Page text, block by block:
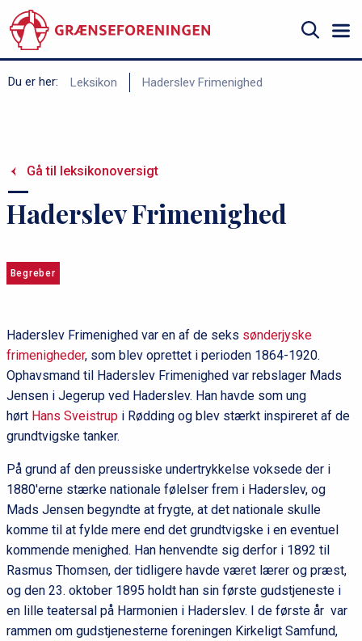
til
hovedindhold
Søg
Du er her:
k
r
u
m
Leksikon Haderslev Frimenighed
Gå til leksikonoversigt
Haderslev Frimenighed
Begreber
Haderslev Frimenighed var en af de seks sønderjyske
frimenigheder, som blev oprettet i perioden 1864-1920.
Ophavsmand til Haderslev Frimenighed var rebslager Mads
Jensen i Jegerup ved Haderslev. Han havde som ung
hørt Hans Sveistrupi Rødding og blev stærkt inspireret af de
grundtvigske tanker.
På grund af den preussiske undertrykkelse voksede der i
1880'erne stærke nationale følelser frem i Haderslev, og
Mads Jensen begyndte at frygte, at det nationale skulle
komme til at fylde mere end det grundtvigske i en eventuel
kommende menighed. Han henvendte sig derfor i 1892 til
Rasmus Thomsen, der tidligere havde været lærer og præst,
og den 23. oktober 1895 holdt han sin første gudstjeneste i
en lille teatersal på Harmonien i Haderslev. I de første år var
rammen om gudstjenesterne foreningen Kirkeligt Samfund,